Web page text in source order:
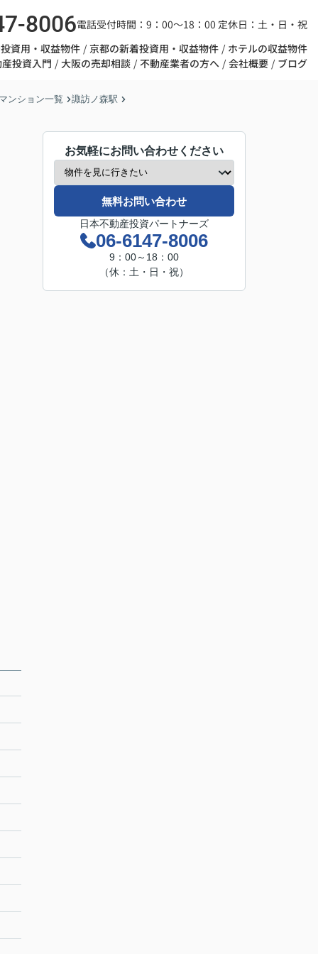
8006電話受付時間：9：00～18：00 定休日：土・日・祝
資用・収益物件
京都の新着投資用・収益物件
ホテルの収益物件
投資入門
大阪の売却相談 不動産業者の方へ 会社概要 ブログ
ンション一覧 諏訪ノ森駅
お気軽にお問い合わせください
無料お問い合わせ
日本不動産投資パートナーズ
06-6147-8006
9：00～18：00
（休：土・日・祝）